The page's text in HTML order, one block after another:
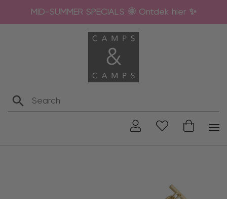
MID-SUMMER SPECIALS 🌞 Ontdek hier ✨